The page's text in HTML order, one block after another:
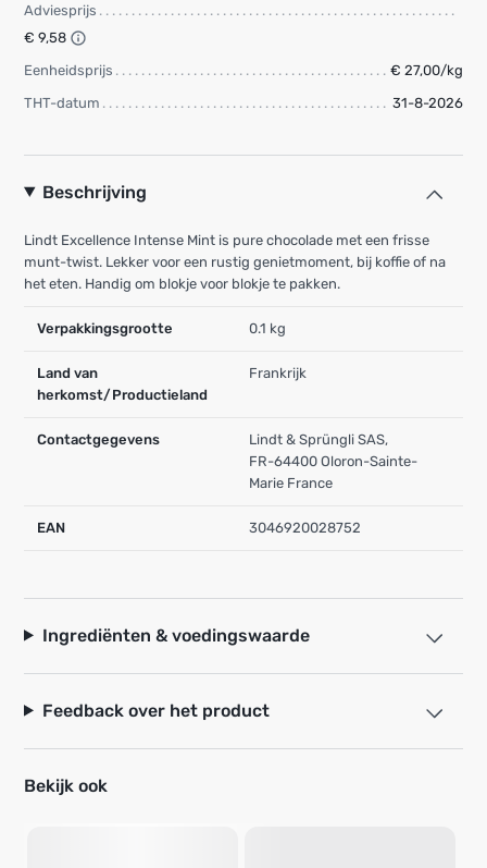
Adviesprijs
€ 9,58
Eenheidsprijs
€ 27,00/kg
THT-datum
31-8-2026
Beschrijving
Lindt Excellence Intense Mint is pure chocolade met een frisse
munt-twist. Lekker voor een rustig genietmoment, bij koffie of na
het eten. Handig om blokje voor blokje te pakken.
Verpakkingsgrootte 0.1 kg
Land van
herkomst/Productieland
Frankrijk
Contactgegevens
Lindt & Sprüngli SAS,
FR-64400 Oloron-Sainte-
Marie France
EAN 3046920028752
Ingrediënten & voedingswaarde
Feedback over het product
Bekijk ook